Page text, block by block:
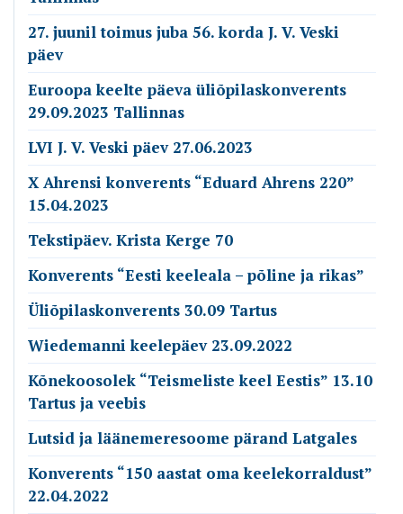
27. juunil toimus juba 56. korda J. V. Veski
päev
Euroopa keelte päeva üliõpilaskonverents
29.09.2023 Tallinnas
LVI J. V. Veski päev 27.06.2023
X Ahrensi konverents “Eduard Ahrens 220”
15.04.2023
Tekstipäev. Krista Kerge 70
Konverents “Eesti keeleala – põline ja rikas”
Üliõpilaskonverents 30.09 Tartus
Wiedemanni keelepäev 23.09.2022
Kõnekoosolek “Teismeliste keel Eestis” 13.10
Tartus ja veebis
Lutsid ja läänemeresoome pärand Latgales
Konverents “150 aastat oma keelekorraldust”
22.04.2022